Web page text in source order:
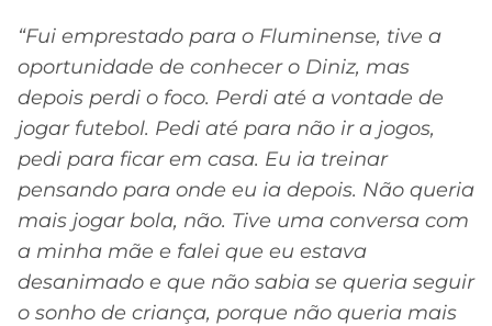
“Fui emprestado para o Fluminense, tive a
oportunidade de conhecer o Diniz, mas
depois perdi o foco. Perdi até a vontade de
jogar futebol. Pedi até para não ir a jogos,
pedi para ficar em casa. Eu ia treinar
pensando para onde eu ia depois. Não queria
mais jogar bola, não. Tive uma conversa com
a minha mãe e falei que eu estava
desanimado e que não sabia se queria seguir
o sonho de criança, porque não queria mais